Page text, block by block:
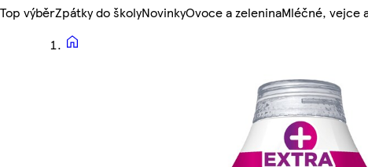
Top výběrZpátky do školyNovinkyOvoce a zeleninaMléčné, vejce